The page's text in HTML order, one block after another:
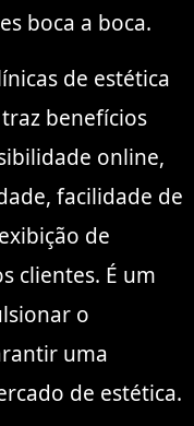
boca a boca.
de estética
benefícios
online,
facilidade de
de
clientes. É um
o
uma
de estética.